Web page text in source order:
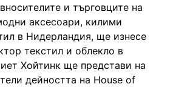
и търговците на
аксесоари, килими
в Нидерландия, ще изнесе
текстил и облекло в
Хойтинк ще представи на
дейността на House of